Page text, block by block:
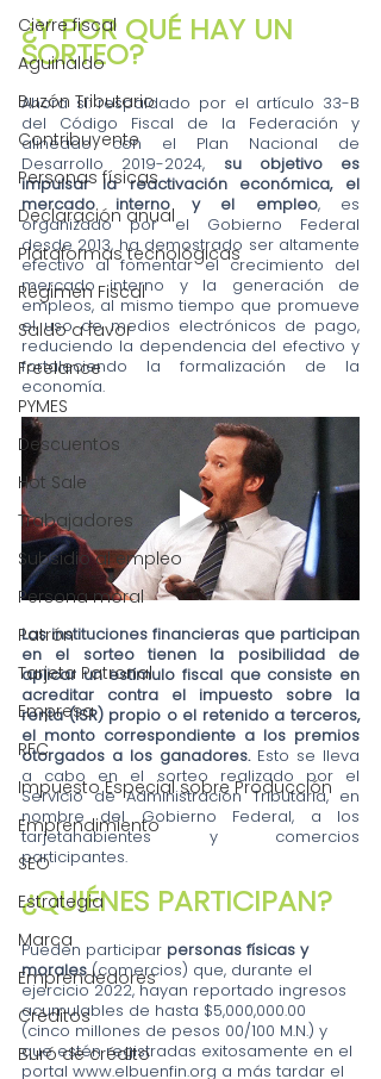
Cierre fiscal
Aguinaldo
Buzón Tributario
Contribuyente
Personas físicas
Declaración anual
Plataformas tecnológicas
Régimen Fiscal
Saldo a favor
Freelance
PYMES
Descuentos
Hot Sale
Trabajadores
Subsidio al empleo
Persona moral
Patrón
Tarjeta Patronal
Empresa
RFC
Impuesto Especial sobre Producción
Emprendimiento
SEO
Estrategia
Marca
Emprendedores
Créditos
Buró de crédito
¿Y POR QUÉ HAY UN
SORTEO?
Ahora sí: respaldado por el artículo 33-B
del Código Fiscal de la Federación y
alineado con el Plan Nacional de
Desarrollo 2019-2024, su objetivo es
impulsar la reactivación económica, el
mercado interno y el empleo, es
organizado por el Gobierno Federal
desde 2013, ha demostrado ser altamente
efectivo al fomentar el crecimiento del
mercado interno y la generación de
empleos, al mismo tiempo que promueve
el uso de medios electrónicos de pago,
reduciendo la dependencia del efectivo y
fortaleciendo la formalización de la
economía.
Las instituciones financieras que participan
en el sorteo tienen la posibilidad de
aplicar un estímulo fiscal que consiste en
acreditar contra el impuesto sobre la
renta (ISR) propio o el retenido a terceros,
el monto correspondiente a los premios
otorgados a los ganadores. Esto se lleva
a cabo en el sorteo realizado por el
Servicio de Administración Tributaria, en
nombre del Gobierno Federal, a los
tarjetahabientes y comercios
participantes.
¿QUIÉNES PARTICIPAN?
Pueden participar personas físicas y
morales (comercios) que, durante el
ejercicio 2022, hayan reportado ingresos
acumulables de hasta $5,000,000.00
(cinco millones de pesos 00/100 M.N.) y
que estén registradas exitosamente en el
portal www.elbuenfin.org a más tardar el